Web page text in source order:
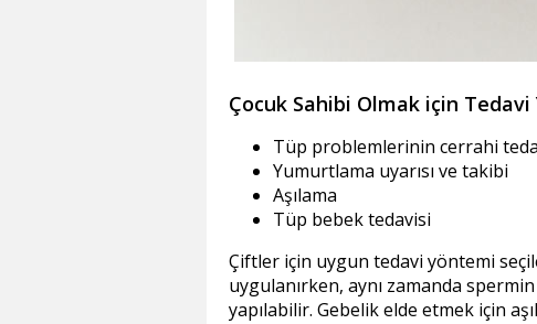
Çocuk Sahibi Olmak için
Tüp problemlerinin cerrahi
Yumurtlama uyarısı ve takibi
Aşılama
Tüp bebek tedavisi
Çiftler için uygun tedavi yöntemi
uygulanırken, aynı zamanda
yapılabilir. Gebelik elde etmek için